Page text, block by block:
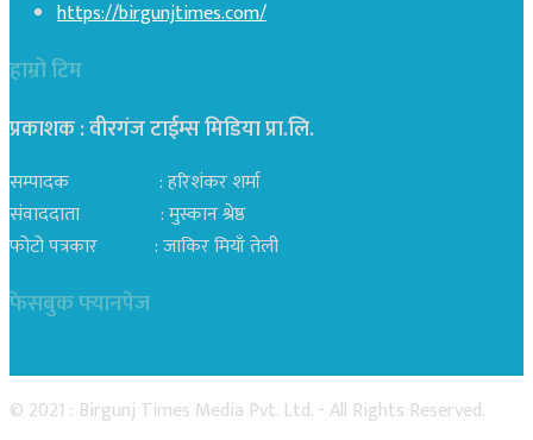
https://birgunjtimes.com/
हाम्रो टिम
प्रकाशक : वीरगंज टाईम्स मिडिया प्रा‍.लि.
सम्पादक : हरिशंकर शर्मा
संवाददाता : मुस्कान श्रेष्ठ
फोटो पत्रकार : जाकिर मियाँ तेली
फेसबुक फ्यानपेज
© 2021 : Birgunj Times Media Pvt. Ltd. - All Rights Reserved.